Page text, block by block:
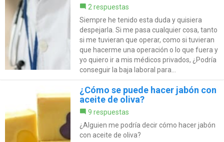
2 respuestas
Siempre he tenido esta duda y quisiera
despejarla. Si me pasa cualquier cosa, tanto
si me tuvieran que operar, como si tuvieran
que hacerme una operación o lo que fuera y
yo quiero ir a mis médicos privados, ¿Podría
conseguir la baja laboral para...
¿Cómo se puede hacer jabón con
aceite de oliva?
9 respuestas
¿Alguien me podría decir cómo hacer jabón
con aceite de oliva?